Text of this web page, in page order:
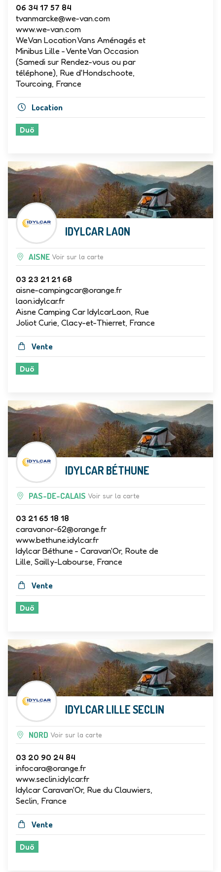
06 34 17 57 84
tvanmarcke@we-van.com
www.we-van.com
WeVan Location Vans Aménagés et
Minibus Lille - Vente Van Occasion
(Samedi sur Rendez-vous ou par
téléphone), Rue d'Hondschoote,
Location
Duö
IDYLCAR LAON
AISNE Voir sur la carte
03 23 21 21 68
aisne-campingcar@orange.fr
laon.idylcar.fr
Aisne Camping Car IdylcarLaon, Rue
Vente
Duö
IDYLCAR BÉTHUNE
PAS-DE-CALAIS Voir sur la carte
03 21 65 18 18
caravanor-62@orange.fr
www.bethune.idylcar.fr
Idylcar Béthune - Caravan'Or, Route de
Vente
Duö
IDYLCAR LILLE SECLIN
NORD Voir sur la carte
03 20 90 24 84
infocara@orange.fr
www.seclin.idylcar.fr
Idylcar Caravan'Or, Rue du Clauwiers,
Vente
Duö